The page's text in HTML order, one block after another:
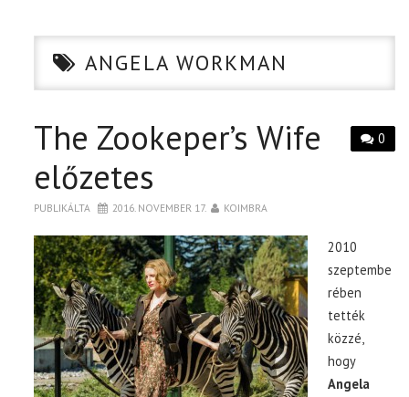
CIKK
PÓLÓ RENDELÉS
ANGELA WORKMAN
0
The Zookeper’s Wife
előzetes
PUBLIKÁLTA 2016. NOVEMBER 17. KOIMBRA
2010
szeptembe
rében
tették
közzé,
hogy
Angela